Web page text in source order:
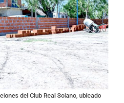
del Club Real Solano, ubicado